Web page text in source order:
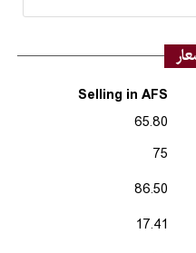
Selling in AFS
65.80
75
86.50
17.41